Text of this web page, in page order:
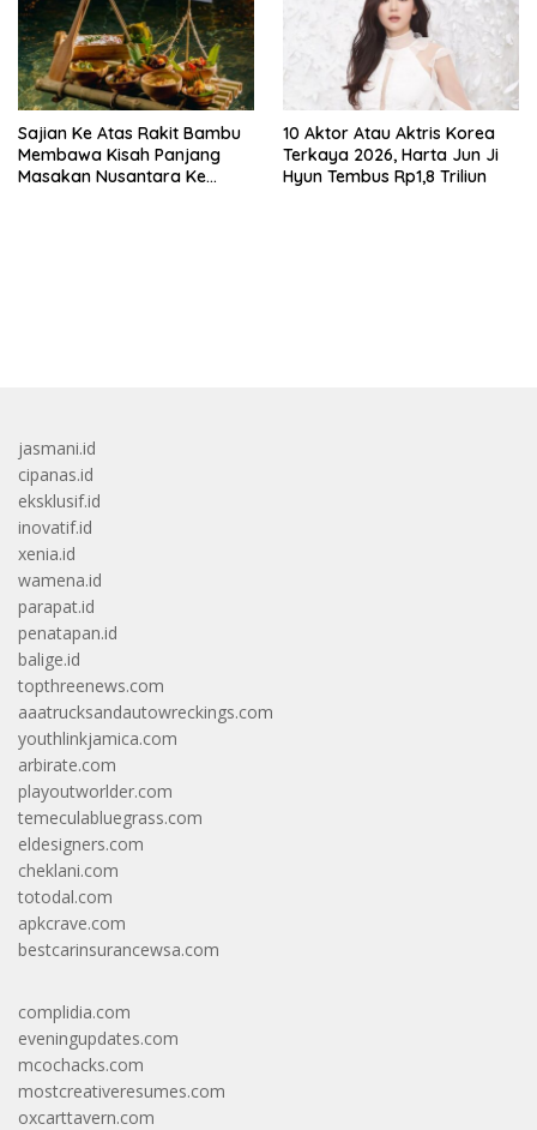
Sajian Ke Atas Rakit Bambu
Membawa Kisah Panjang
Masakan Nusantara Ke
10 Aktor Atau Aktris Korea
Terkaya 2026, Harta Jun Ji
Hyun Tembus Rp1,8 Triliun
jasmani.id
cipanas.id
eksklusif.id
inovatif.id
xenia.id
wamena.id
parapat.id
penatapan.id
balige.id
topthreenews.com
aaatrucksandautowreckings.com
youthlinkjamica.com
arbirate.com
playoutworlder.com
temeculabluegrass.com
eldesigners.com
cheklani.com
totodal.com
apkcrave.com
bestcarinsurancewsa.com
complidia.com
eveningupdates.com
mcochacks.com
mostcreativeresumes.com
oxcarttavern.com